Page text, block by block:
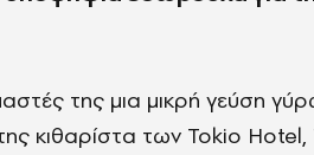
της μια μικρή γεύση
κιθαρίστα των Tokio Hotel,